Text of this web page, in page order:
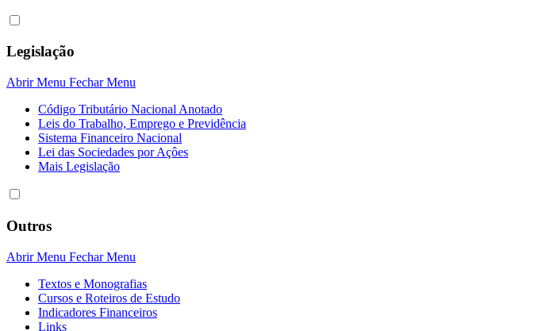
Legislação
Abrir Menu Fechar Menu
Código Tributário Nacional Anotado
Leis do Trabalho, Emprego e Previdência
Sistema Financeiro Nacional
Lei das Sociedades por Açôes
Mais Legislação
Outros
Abrir Menu Fechar Menu
Textos e Monografias
Cursos e Roteiros de Estudo
Indicadores Financeiros
Links